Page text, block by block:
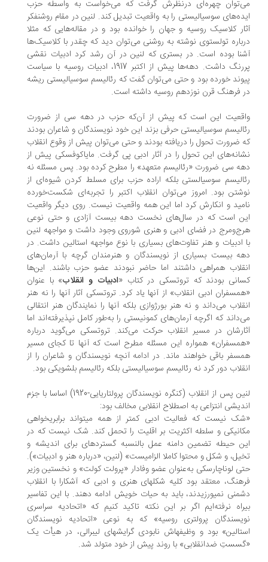
چهره‌ای درنظرش گرفت که می‌خواست به واسطه حزب
سوسیالیستی را به واقعیت تبدیل کند. لنین در مقام روشنفکر
کلاسیک روسیه و جهان را خوانده بود و در مقاله‌هایی که مثلا
تولستوی نوشته به روشنی می‌توان دید که چقدر با کلاسیک‌ها
بوده است. در بستری که لنین در آن رشد کرد ادبیات نقشی
پررنگ داشت. دهه‌ها پیش از اکتبر 1917، ادبیات روسیه با سیاست
خورده بود و حتی می‌توان گفت که رئالیسم سوسیالیستی ریشه
فرهنگ قرن نوزدهم روسیه داشته است.
این است که پیش از آن‌که حزب در دهه سی از ضرورت
سوسیالیستی حرفی بزند این خود نویسندگان و شاعران بودند
ضرورت تحول را دریافته بودند و حتی می‌توان پیش از وقوع انقلاب
این تحول را در آثار ادبی پی گرفت. مایاکوفسکی پیش از
سی ضرورت «رئالیسم متعهد» را مطرح کرده بود. پس مسئله نه
سوسیالستی بلکه اراده حزب برای مسلط کردن شیوه‌ای از
بود. امروز می‌توان انقلاب اکتبر را تجربه‌ای شکست‌خورده
و انکارش کرد اما این همه واقعیت نیست. روی دیگر واقعیت
است که در سال‌های نخست دهه بیست آزادی و حتی نوعی
در فضای ادبی و هنری شوروی وجود داشت و مواجهه لنین
ادبیات و هنر تفاوت‌های بسیاری با نوع مواجهه استالین داشت. در
بیست بسیاری از نویسندگان و هنرمندان گرچه با آرمان‌‌های
همراهی داشتند اما حاضر نبودند عضو حزب باشند. این‌ها
بودند که تروتسکی در کتاب «ادبیات و انقلاب » با عنوان
ادبی انقلاب» از آنها یاد کرد. تروتسکی آثار آنها را نه هنر
می‌داند و نه هنر بورژوازی بلکه آنها را نمایندگان هنر انتقالی
که اگرچه آرمان‌های کمونیستی را به‌طور کامل نپذیرفته‌اند اما
در مسیر انقلاب حرکت می‌کند. تروتسکی می‌‌گوید درباره
همواره این مسئله مطرح است که آنها تا کجای مسیر
باقی خواهند ماند. در ادامه آنچه نویسندگان و شاعران را از
دور کرد نه رئالیسم سوسیالیستی بلکه رئالیسم بلشویکی بود.
لنین پس از انقلاب (کنگره نویسندگان پرولتاریایی-1920) اساسا با جزم
انتزاعی به اصطلاح انقلابی مخالف بود:
نیست که فعالیت ادبی کم‏تر از همه می‏تواند برابری‏خواهی
و سلطه‏ اکثریت بر اقلیت را تحمل کند. شک نیست که در
حیطه تضمین دامنه عمل بالنسبه گسترده‏ای برای اندیشه و
و شکل و محتوا کاملا الزامی‏ست» (لنین، «درباره هنر و ادبیات»).
لوناچارسکی به‌عنوان عضو وفادار «پرولت کولت» و نخستین وزیر
معتقد بود کلیه‏ شکل‏های هنری و ادبی که آشکارا با انقلاب
نمی‏ورزیدند، باید به حیات خویش ادامه دهند. با این تفاسیر
نرفته‌ایم اگر بر این نکته تاکید کنیم که «اتحادیه سراسری
پرولتری روسیه» که به نوعی «اتحادیه نویسندگان
بود و وظیفه‏اش نابودی گرایش‏های لیبرالی، در هیأت یک
ضدانقلابی» با روند پیش از خود متولد شد.